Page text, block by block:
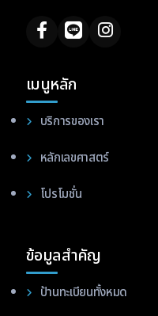
เมนูหลัก
บริการของเรา
หลักเลขศาสตร์
โปรโมชั่น
ข้อมูลสำคัญ
ป้านทะเบียนทั้งหมด